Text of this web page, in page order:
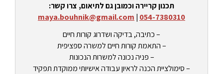
תכנון קריירה וכמובן גם לתיאום, צרו קשר:
054-7380310
|
maya.bouhnik@gmail.com
– כתיבה, בדיקה ושדרוג קורות חיים
– התאמת קורות חיים למשרה ספציפית
– פניה נכונה למשרות הנכונות
– סימולציית הכנה לראיון עבודה אישיותי ממוקדת תפקיד